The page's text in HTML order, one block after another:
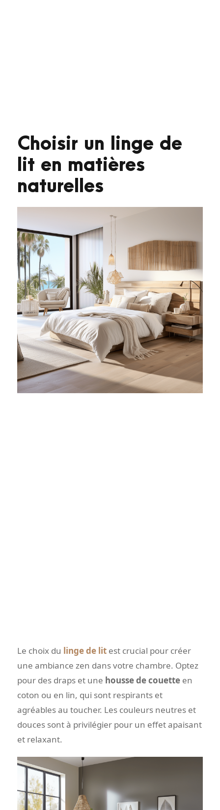
Choisir un linge de
lit en matières
naturelles
Le choix du linge de lit est crucial pour créer
une ambiance zen dans votre chambre. Optez
pour des draps et une housse de couette en
coton ou en lin, qui sont respirants et
agréables au toucher. Les couleurs neutres et
douces sont à privilégier pour un effet apaisant
et relaxant.